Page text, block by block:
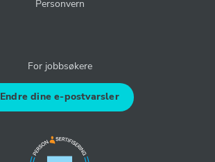
Personvern
For jobbsøkere
Endre dine e-postvarsler